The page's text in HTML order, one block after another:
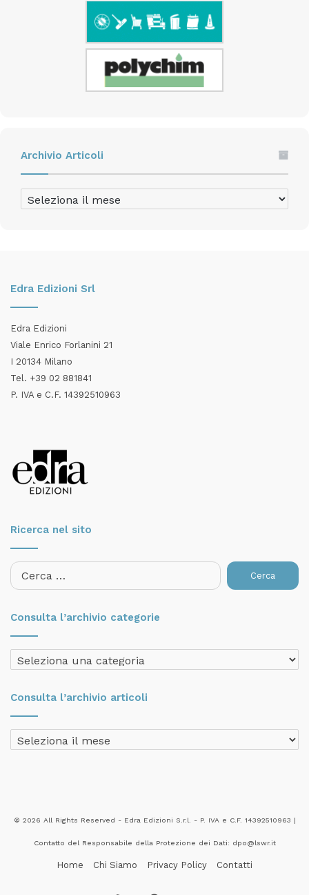
Archivio Articoli
Archivio
Articoli
Edra Edizioni Srl
Edra Edizioni
Viale Enrico Forlanini 21
I 20134 Milano
Tel. +39 02 881841
P. IVA e C.F. 14392510963
Ricerca nel sito
Ricerca
per:
Consulta l’archivio categorie
Consulta
l’archivio
Consulta l’archivio articoli
Consulta
l’archivio
© 2026 All Rights Reserved - Edra Edizioni S.r.l. - P. IVA e C.F. 14392510963 |
Contatto del Responsabile della Protezione dei Dati: dpo@lswr.it
Home Chi Siamo Privacy Policy Contatti